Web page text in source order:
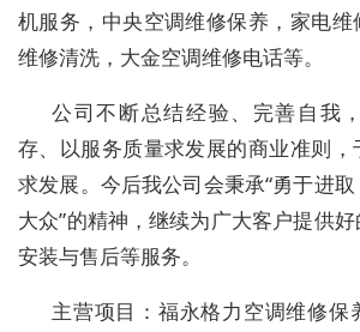
机服务，中央空调维修保养，家电
维修清洗，大金空调维修电话等。
公司不断总结经验、完善自我
存、以服务质量求发展的商业准则
求发展。今后我公司会秉承“勇于进
大众”的精神，继续为广大客户提供好
安装与售后等服务。
主营项目：福永格力空调维修保